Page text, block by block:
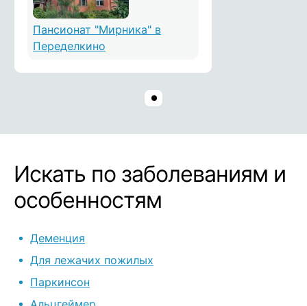
людей занимают настольными
играми, организовывают
различные мероприятия к
ежедневные прогулки. Очень
Пансионат "Мирника" в
Переделкино
Искать по заболеваниям и
особенностям
Деменция
Для лежачих пожилых
Паркинсон